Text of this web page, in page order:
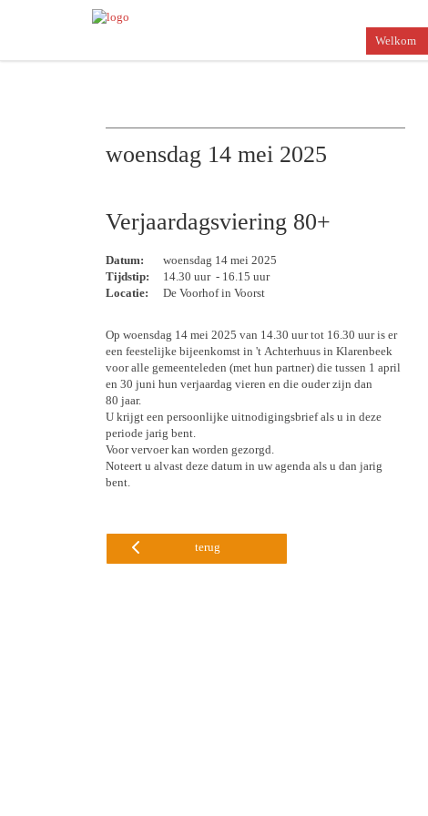
Welkom
woensdag 14 mei 2025
Verjaardagsviering 80+
Datum:
woensdag 14 mei 2025
Tijdstip:
14.30 uur - 16.15 uur
Locatie:
De Voorhof in Voorst
Op woensdag 14 mei 2025 van 14.30 uur tot 16.30 uur is er
een feestelijke bijeenkomst in 't Achterhuus in Klarenbeek
voor alle gemeenteleden (met hun partner) die tussen 1 april
en 30 juni hun verjaardag vieren en die ouder zijn dan
80 jaar.
U krijgt een persoonlijke uitnodigingsbrief als u in deze
periode jarig bent.
Voor vervoer kan worden gezorgd.
Noteert u alvast deze datum in uw agenda als u dan jarig
bent.
terug